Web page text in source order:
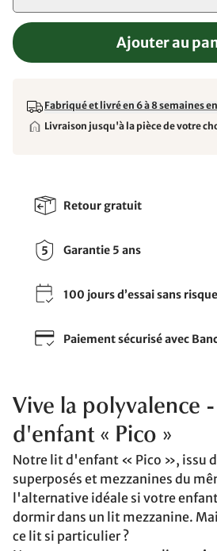
Ajouter au
Fabriqué et livré en 6 à 8 semaines
Livraison jusqu'à la pièce de votre
Retour gratuit
Garantie 5 ans
100 jours d’essai sans risque
Paiement sécurisé avec
Vive la polyvalence
d'enfant « Pico »
Notre lit d'enfant « Pico », issu
superposés et mezzanines du
l'alternative idéale si votre
dormir dans un lit mezzanine.
ce lit si particulier ?